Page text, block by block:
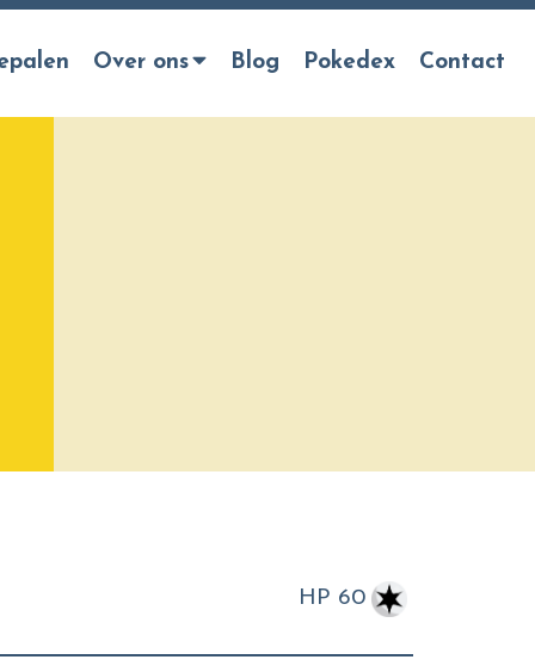
Over ons Blog Pokedex Contact
HP 60